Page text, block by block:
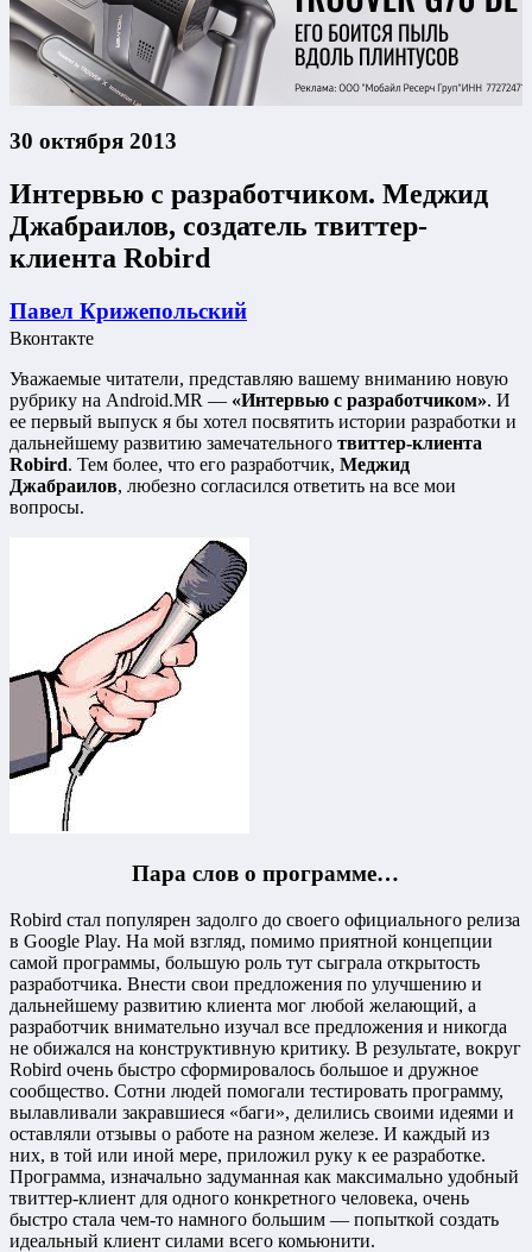
30 октября 2013
Интервью с разработчиком. Меджид
Джабраилов, создатель твиттер-
клиента Robird
Павел Крижепольский
Вконтакте
Уважаемые читатели, представляю вашему вниманию новую
рубрику на Android.MR — «Интервью с разработчиком». И
ее первый выпуск я бы хотел посвятить истории разработки и
дальнейшему развитию замечательного твиттер-клиента
Robird. Тем более, что его разработчик, Меджид
Джабраилов, любезно согласился ответить на все мои
вопросы.
Пара слов о программе…
Robird стал популярен задолго до своего официального релиза
в Google Play. На мой взгляд, помимо приятной концепции
самой программы, большую роль тут сыграла открытость
разработчика. Внести свои предложения по улучшению и
дальнейшему развитию клиента мог любой желающий, а
разработчик внимательно изучал все предложения и никогда
не обижался на конструктивную критику. В результате, вокруг
Robird очень быстро сформировалось большое и дружное
сообщество. Сотни людей помогали тестировать программу,
вылавливали закравшиеся «баги», делились своими идеями и
оставляли отзывы о работе на разном железе. И каждый из
них, в той или иной мере, приложил руку к ее разработке.
Программа, изначально задуманная как максимально удобный
твиттер-клиент для одного конкретного человека, очень
быстро стала чем-то намного большим — попыткой создать
идеальный клиент силами всего комьюнити.